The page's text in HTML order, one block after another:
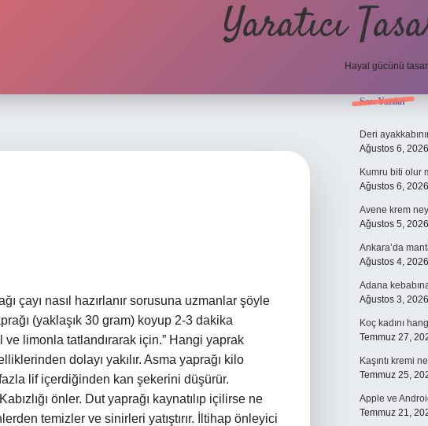
Yaratıcı
Hayal gücünü
çayı nasıl hazırlanır sorusuna uzmanlar şöyle
(yaklaşık 30 gram) koyup 2-3 dakika
limonla tatlandırarak için.” Hangi yaprak
dolayı yakılır. Asma yaprağı kilo
lif içerdiğinden kan şekerini düşürür.
önler. Dut yaprağı kaynatılıp içilirse ne
temizler ve sinirleri yatıştırır. İltihap önleyici
Son Yazılar
Deri
Ağustos 6, 2026
Kumru biti olur
Ağustos 6, 2026
Avene krem
Ağustos 5, 2026
Ankara’da
Ağustos 4, 2026
Adana
Ağustos 3, 2026
Koç kadını
Temmuz 27,
Kaşıntı kremi
Temmuz 25,
Apple ve
Temmuz 21,